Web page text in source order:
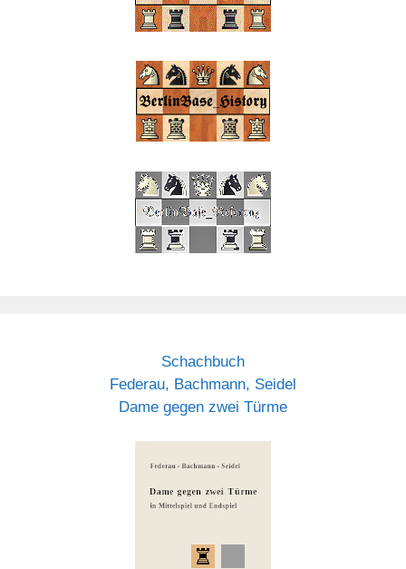
Schachbuch
Federau, Bachmann, Seidel
Dame gegen zwei Türme